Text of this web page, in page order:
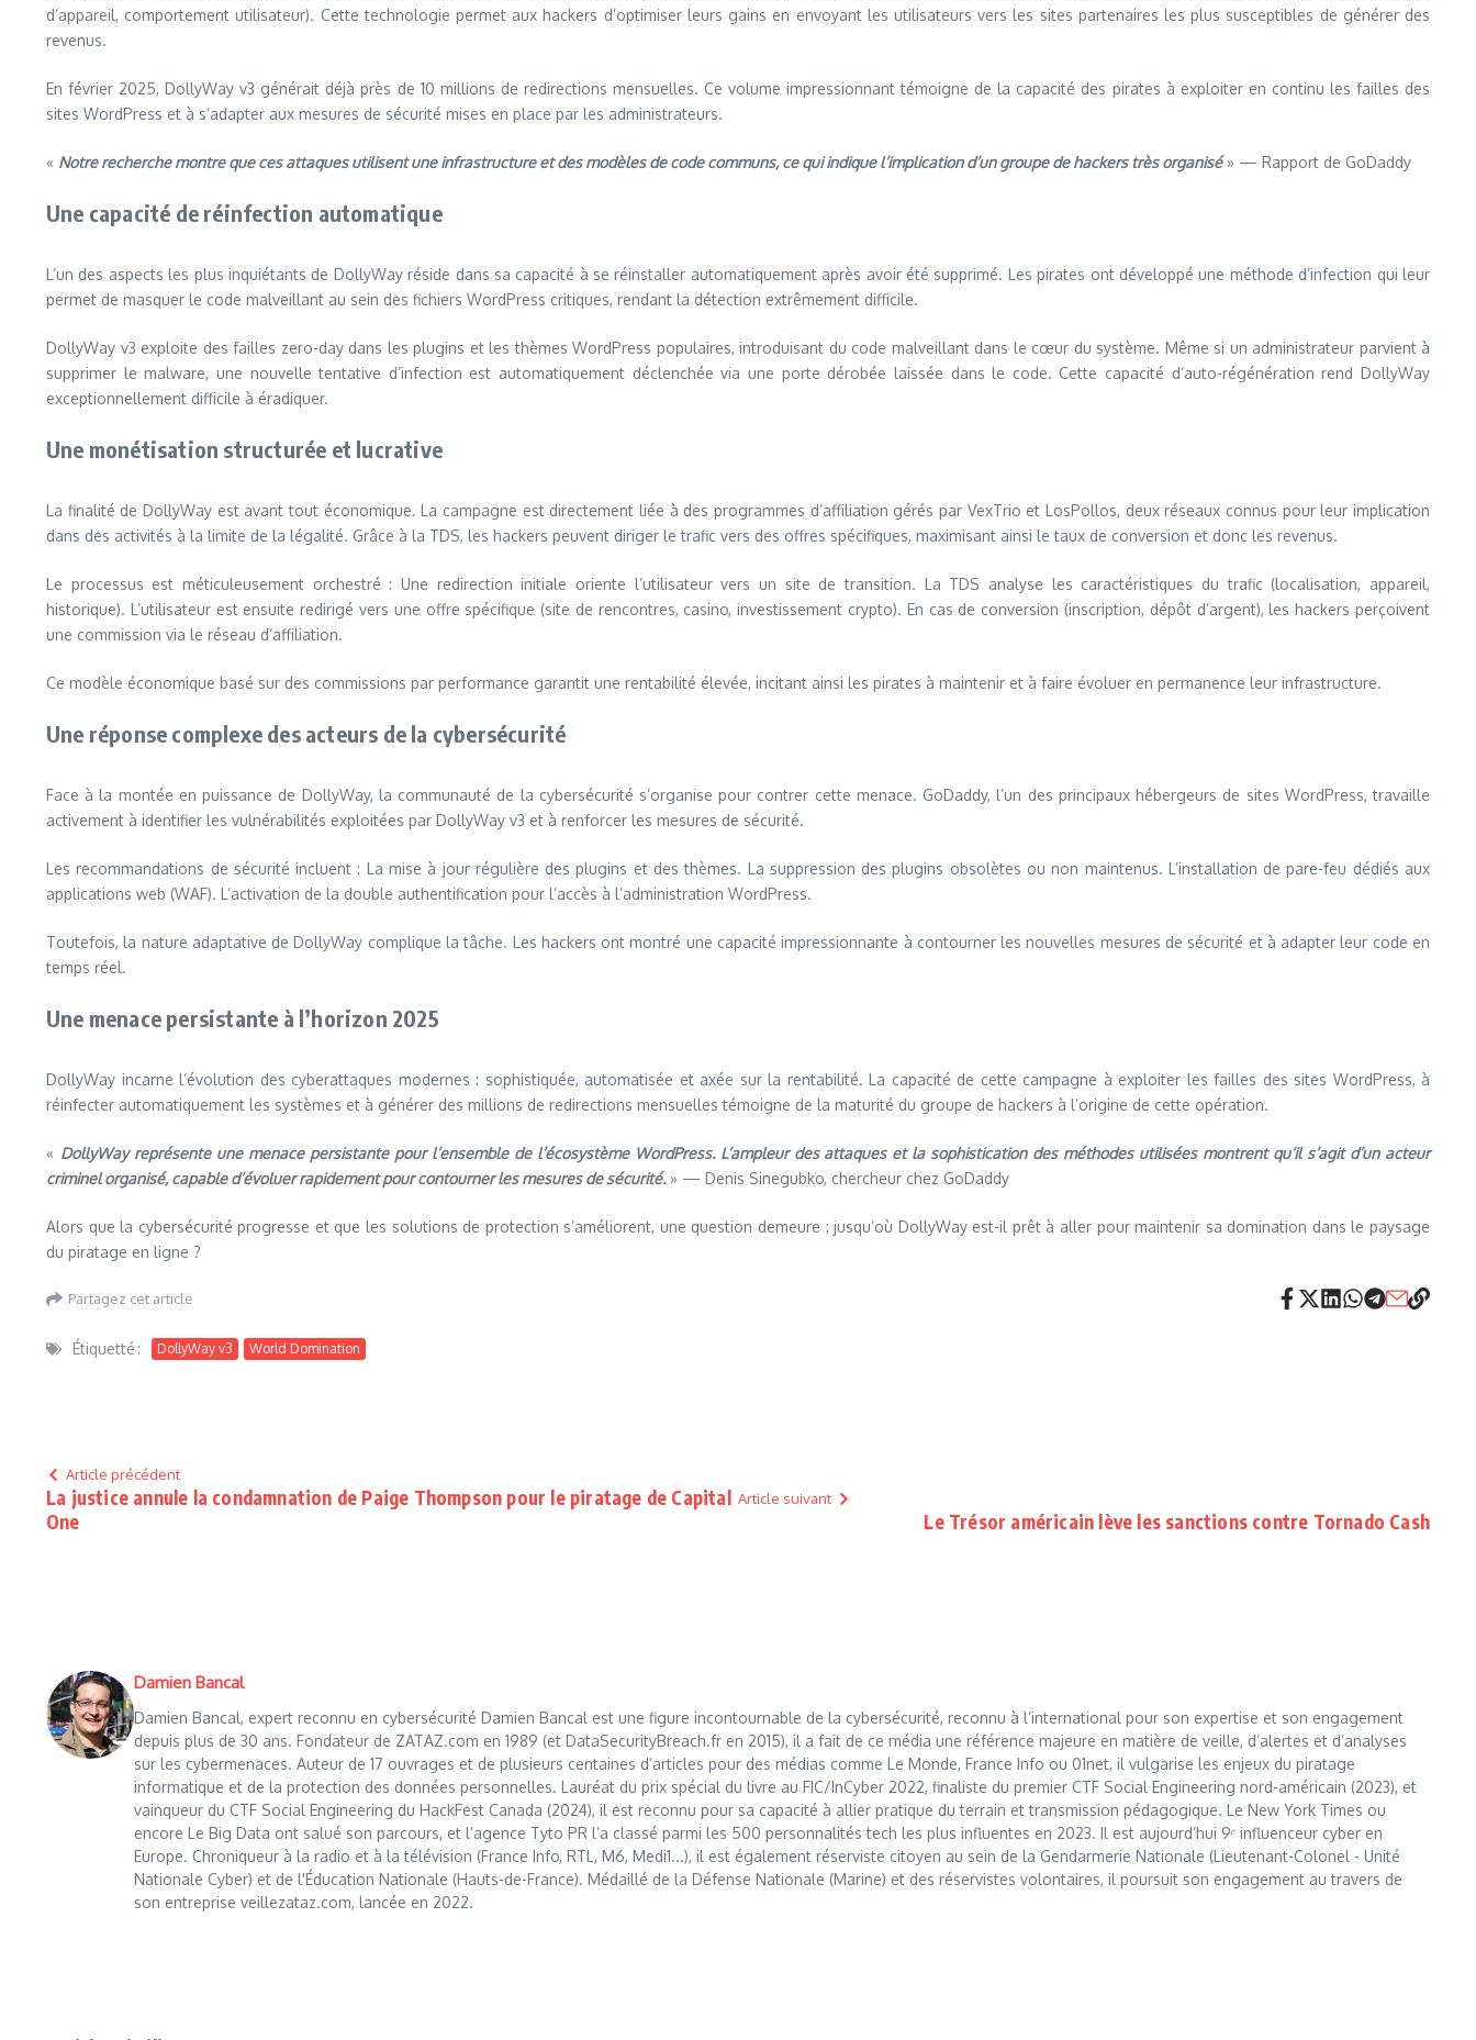
d’appareil, comportement utilisateur). Cette technologie permet aux hackers d’optimiser leurs gains en envoyant les utilisateurs vers les sites partenaires les plus susceptibles de générer des
revenus.
En février 2025, DollyWay v3 générait déjà près de 10 millions de redirections mensuelles. Ce volume impressionnant témoigne de la capacité des pirates à exploiter en continu les failles des
sites WordPress et à s’adapter aux mesures de sécurité mises en place par les administrateurs.
« Notre recherche montre que ces attaques utilisent une infrastructure et des modèles de code communs, ce qui indique l’implication d’un groupe de hackers très organisé» — Rapport de GoDaddy
Une capacité de réinfection automatique
L’un des aspects les plus inquiétants de DollyWay réside dans sa capacité à se réinstaller automatiquement après avoir été supprimé. Les pirates ont développé une méthode d’infection qui leur
permet de masquer le code malveillant au sein des fichiers WordPress critiques, rendant la détection extrêmement difficile.
DollyWay v3 exploite des failles zero-day dans les plugins et les thèmes WordPress populaires, introduisant du code malveillant dans le cœur du système. Même si un administrateur parvient à
supprimer le malware, une nouvelle tentative d’infection est automatiquement déclenchée via une porte dérobée laissée dans le code. Cette capacité d’auto-régénération rend DollyWay
exceptionnellement difficile à éradiquer.
Une monétisation structurée et lucrative
La finalité de DollyWay est avant tout économique. La campagne est directement liée à des programmes d’affiliation gérés par VexTrio et LosPollos, deux réseaux connus pour leur implication
dans des activités à la limite de la légalité. Grâce à la TDS, les hackers peuvent diriger le trafic vers des offres spécifiques, maximisant ainsi le taux de conversion et donc les revenus.
Le processus est méticuleusement orchestré : Une redirection initiale oriente l’utilisateur vers un site de transition. La TDS analyse les caractéristiques du trafic (localisation, appareil,
historique). L’utilisateur est ensuite redirigé vers une offre spécifique (site de rencontres, casino, investissement crypto). En cas de conversion (inscription, dépôt d’argent), les hackers perçoivent
une commission via le réseau d’affiliation.
Ce modèle économique basé sur des commissions par performance garantit une rentabilité élevée, incitant ainsi les pirates à maintenir et à faire évoluer en permanence leur infrastructure.
Une réponse complexe des acteurs de la cybersécurité
Face à la montée en puissance de DollyWay, la communauté de la cybersécurité s’organise pour contrer cette menace. GoDaddy, l’un des principaux hébergeurs de sites WordPress, travaille
activement à identifier les vulnérabilités exploitées par DollyWay v3 et à renforcer les mesures de sécurité.
Les recommandations de sécurité incluent : La mise à jour régulière des plugins et des thèmes. La suppression des plugins obsolètes ou non maintenus. L’installation de pare-feu dédiés aux
applications web (WAF). L’activation de la double authentification pour l’accès à l’administration WordPress.
Toutefois, la nature adaptative de DollyWay complique la tâche. Les hackers ont montré une capacité impressionnante à contourner les nouvelles mesures de sécurité et à adapter leur code en
temps réel.
Une menace persistante à l’horizon 2025
DollyWay incarne l’évolution des cyberattaques modernes : sophistiquée, automatisée et axée sur la rentabilité. La capacité de cette campagne à exploiter les failles des sites WordPress, à
réinfecter automatiquement les systèmes et à générer des millions de redirections mensuelles témoigne de la maturité du groupe de hackers à l’origine de cette opération.
« DollyWay représente une menace persistante pour l’ensemble de l’écosystème WordPress. L’ampleur des attaques et la sophistication des méthodes utilisées montrent qu’il s’agit d’un acteur
criminel organisé, capable d’évoluer rapidement pour contourner les mesures de sécurité.» — Denis Sinegubko, chercheur chez GoDaddy
Alors que la cybersécurité progresse et que les solutions de protection s’améliorent, une question demeure : jusqu’où DollyWay est-il prêt à aller pour maintenir sa domination dans le paysage
du piratage en ligne ?
Partagez cet article
Étiquetté : DollyWay v3 World Domination
Article précédent
La justice annule la condamnation de Paige Thompson pour le piratage de Capital
One
Article suivant
Le Trésor américain lève les sanctions contre Tornado Cash
Damien Bancal
Damien Bancal, expert reconnu en cybersécurité Damien Bancal est une figure incontournable de la cybersécurité, reconnu à l’international pour son expertise et son engagement
depuis plus de 30 ans. Fondateur de ZATAZ.com en 1989 (et DataSecurityBreach.fr en 2015), il a fait de ce média une référence majeure en matière de veille, d’alertes et d’analyses
sur les cybermenaces. Auteur de 17 ouvrages et de plusieurs centaines d’articles pour des médias comme Le Monde, France Info ou 01net, il vulgarise les enjeux du piratage
informatique et de la protection des données personnelles. Lauréat du prix spécial du livre au FIC/InCyber 2022, finaliste du premier CTF Social Engineering nord-américain (2023), et
vainqueur du CTF Social Engineering du HackFest Canada (2024), il est reconnu pour sa capacité à allier pratique du terrain et transmission pédagogique. Le New York Times ou
encore Le Big Data ont salué son parcours, et l’agence Tyto PR l’a classé parmi les 500 personnalités tech les plus influentes en 2023. Il est aujourd’hui 9ᵉ influenceur cyber en
Europe. Chroniqueur à la radio et à la télévision (France Info, RTL, M6, Medi1...), il est également réserviste citoyen au sein de la Gendarmerie Nationale (Lieutenant-Colonel - Unité
Nationale Cyber) et de l'Éducation Nationale (Hauts-de-France). Médaillé de la Défense Nationale (Marine) et des réservistes volontaires, il poursuit son engagement au travers de
son entreprise veillezataz.com, lancée en 2022.